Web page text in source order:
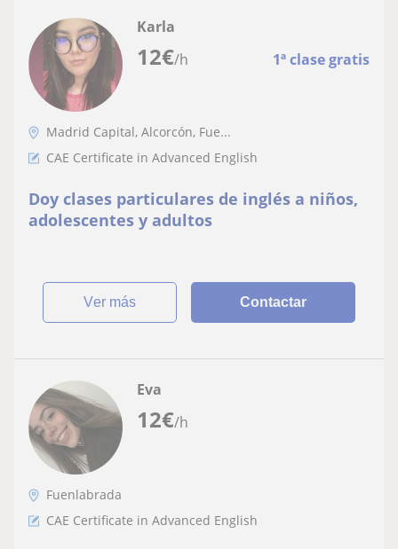
12€/h 1ª clase gratis
Karla
Madrid Capital, Alcorcón, Fue...
CAE Certificate in Advanced English
Doy clases particulares de inglés a niños,
adolescentes y adultos
ver más Contactar
12€/h
Eva
Fuenlabrada
CAE Certificate in Advanced English